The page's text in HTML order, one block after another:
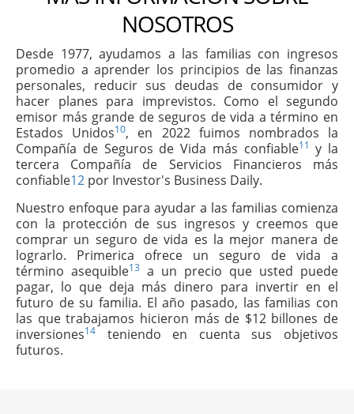
NOSOTROS
Desde 1977, ayudamos a las familias con ingresos
promedio a aprender los principios de las finanzas
personales, reducir sus deudas de consumidor y
hacer planes para imprevistos. Como el segundo
emisor más grande de seguros de vida a término en
Estados Unidos10, en 2022 fuimos nombrados la
Compañía de Seguros de Vida más confiable11 y la
tercera Compañía de Servicios Financieros más
confiable12 por Investor's Business Daily.
Nuestro enfoque para ayudar a las familias comienza
con la protección de sus ingresos y creemos que
comprar un seguro de vida es la mejor manera de
lograrlo. Primerica ofrece un seguro de vida a
término asequible13 a un precio que usted puede
pagar, lo que deja más dinero para invertir en el
futuro de su familia. El año pasado, las familias con
las que trabajamos hicieron más de $12 billones de
inversiones14
teniendo en cuenta sus objetivos
futuros.